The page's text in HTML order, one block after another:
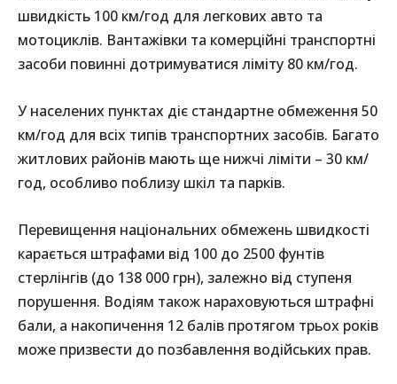
швидкість 100 км/год для легкових авто та
мотоциклів. Вантажівки та комерційні транспортні
засоби повинні дотримуватися ліміту 80 км/год.
У населених пунктах діє стандартне обмеження 50
км/год для всіх типів транспортних засобів. Багато
житлових районів мають ще нижчі ліміти – 30 км/
год, особливо поблизу шкіл та парків.
Перевищення національних обмежень швидкості
карається штрафами від 100 до 2500 фунтів
стерлінгів (до 138 000 грн), залежно від ступеня
порушення. Водіям також нараховуються штрафні
бали, а накопичення 12 балів протягом трьох років
може призвести до позбавлення водійських прав.